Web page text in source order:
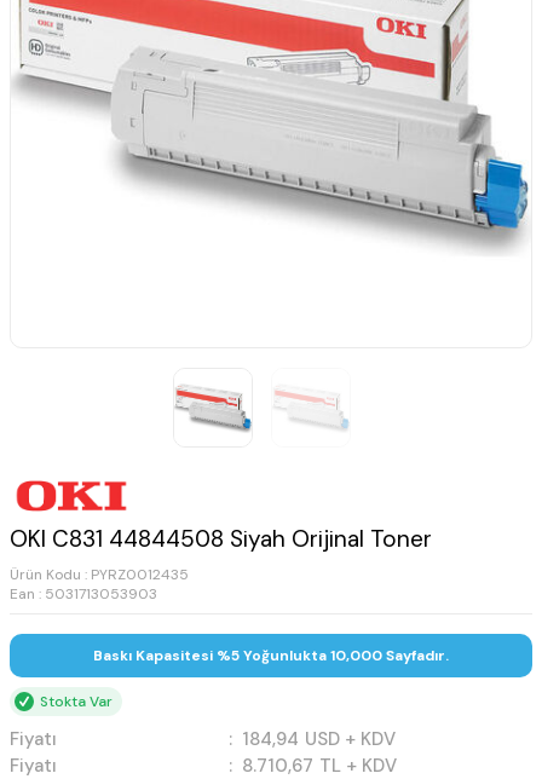
OKI C831 44844508 Siyah Orijinal Toner
Ürün Kodu : PYRZ0012435
Ean : 5031713053903
Baskı Kapasitesi %5 Yoğunlukta 10,000 Sayfadır.
Stokta Var
Fiyatı : 184,94 USD + KDV
Fiyatı
: 8.710,67 TL + KDV